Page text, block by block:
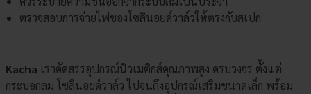
ตรวจสอบการจ่ายไฟของโซลินอยด์วาล์วให้ตรงกับสเปก
Kacha เราคัดสรรอุปกรณ์นิวเมติกส์คุณภาพสูง ครบวงจร ตั้งแต่
กระบอกลม โซลินอยด์วาล์ว ไปจนถึงอุปกรณ์เสริมขนาดเล็ก พร้อม